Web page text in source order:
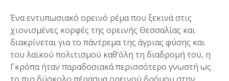
Ένα εντυπωσιακό ορεινό ρέμα που ξεκινά στις
χιονισμένες κορφές της ορεινής Θεσσαλίας και
διακρίνεται για το πάντρεμα της άγριας φύσης και
του λαϊκού πολιτισμού καθ’όλη τη διαδρομή του, η
Γκρόπα ήταν παραδοσιακά περισσότερο γνωστή ως
το πιο δύσκολο πέρασμα ορεινού δρόμου στην